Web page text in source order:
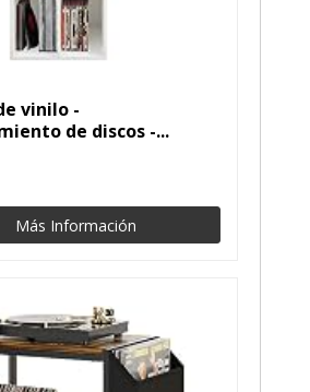
vinilo -
de discos -...
Más Información